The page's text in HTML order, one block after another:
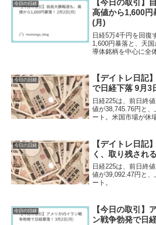
今日の日経
【今日の取引】
高値から1,600円
(月)
日経5万4千円を回復
1,600円暴落と、天
導体銘柄を中心に全
今日の日経
【デイトレ日記
で日経下落 9月3
日経225は、前日終
値が38,745.76円と
ート。米国市場が休
始されます。
今日の日経
【デイトレ日記
く、取り残され
日経225は、前日終
値が39,092.47円と
ート。
今日の日経
【今日の取引】
ン戦争勃発で日